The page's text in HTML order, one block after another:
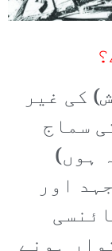
کی غیر
سماج
ہوں)
اور